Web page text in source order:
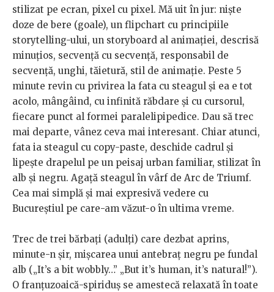
stilizat pe ecran, pixel cu pixel. Mă uit în jur: niște
doze de bere (goale), un flipchart cu principiile
storytelling-ului, un storyboard al animației, descrisă
minuțios, secvență cu secvență, responsabil de
secvență, unghi, tăietură, stil de animație. Peste 5
minute revin cu privirea la fata cu steagul și ea e tot
acolo, mângâind, cu infinită răbdare și cu cursorul,
fiecare punct al formei paralelipipedice. Dau să trec
mai departe, vânez ceva mai interesant. Chiar atunci,
fata ia steagul cu copy-paste, deschide cadrul și
lipește drapelul pe un peisaj urban familiar, stilizat în
alb și negru. Agață steagul în vârf de Arc de Triumf.
Cea mai simplă și mai expresivă vedere cu
Bucureștiul pe care-am văzut-o în ultima vreme.
Trec de trei bărbați (adulți) care dezbat aprins,
minute-n șir, mișcarea unui antebraț negru pe fundal
alb („It’s a bit wobbly…” „But it’s human, it’s natural!”).
O franțuzoaică-spiriduș se amestecă relaxată în toate